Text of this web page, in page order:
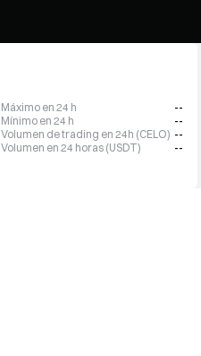
Máximo en 24 h
--
Mínimo en 24 h
--
Volumen de trading en 24h (CELO) --
Volumen en 24 horas (USDT)
--